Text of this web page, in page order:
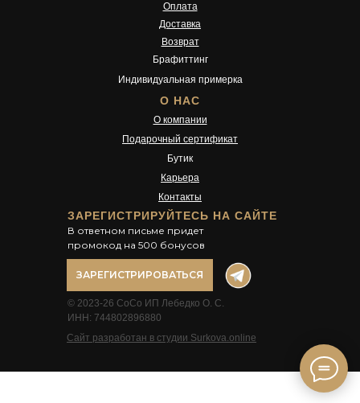
О НАС
© 2023-26 CoCo ИП Лебедко О. С.
ИНН: 744802896880
Сайт разработан в студии Surkova.online
ЗАРЕГИСТРИРУЙТЕСЬ НА САЙТЕ
В ответном письме придет
промокод на 500 бонусов
Оплата
Доставка
Брафиттинг
Индивидуальная примерка
Возврат
Подарочный сертификат
О компании
Бутик
Карьера
ЗАРЕГИСТРИРОВАТЬСЯ
Контакты